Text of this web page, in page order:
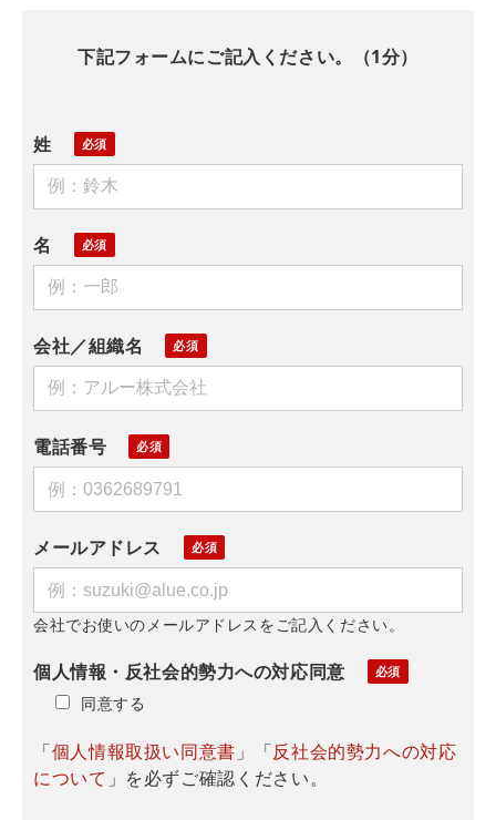
下記フォームにご記入ください。（1分）
姓
名
会社／組織名
電話番号
メールアドレス
会社でお使いのメールアドレスをご記入ください。
個人情報・反社会的勢力への対応同意
同意する
「個人情報取扱い同意書 」「反社会的勢力への対応
について 」を必ずご確認ください。